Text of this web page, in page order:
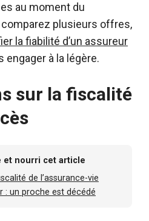
au moment du
plusieurs offres,
la fiabilité d’un assureur
à la légère.
sur la fiscalité
et nourri cet article
de l’assurance-vie
: un proche est décédé